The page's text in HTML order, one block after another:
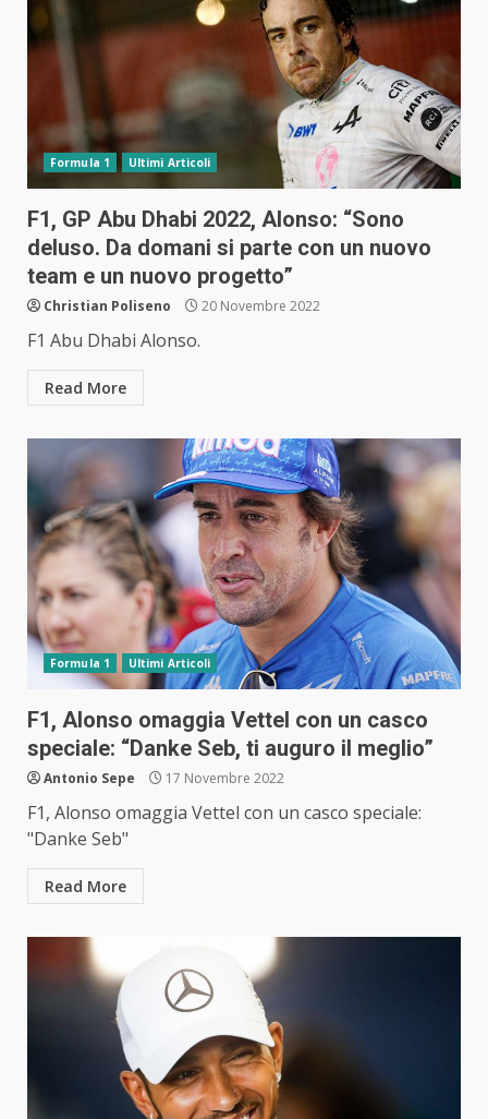
Formula 1 Ultimi Articoli
F1, GP Abu Dhabi 2022, Alonso: “Sono
deluso. Da domani si parte con un nuovo
team e un nuovo progetto”
Christian Poliseno 20 Novembre 2022
F1 Abu Dhabi Alonso.
Read More
Formula 1 Ultimi Articoli
F1, Alonso omaggia Vettel con un casco
speciale: “Danke Seb, ti auguro il meglio”
Antonio Sepe 17 Novembre 2022
F1, Alonso omaggia Vettel con un casco speciale:
"Danke Seb"
Read More